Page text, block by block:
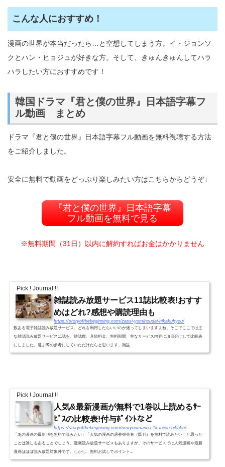
こんな人におすすめ！
漫画の世界が本当だったら…と空想してしまう方。イ・ジョンソ
クとハン・ヒョジュが好きな方。そして、きゅんきゅんしてハラ
ハラしたい方におすすめです！
韓国ドラマ『君と僕の世界』日本語字幕フ
ル動画 まとめ
ドラマ『君と僕の世界』日本語字幕フル動画を無料視聴する方法
をご紹介しました。
安全に無料で動画をどっぷり楽しみたい方はこちらからどうぞ↓
『君と僕の世界』日本語字幕
フル動画を無料で見る
※無料期間（31日）以内に解約すればお金はかかりません
Pick ! Journal !!
雑誌読み放題サービス11誌比較表!おすす
めはどれ?感想や購読理由も
https://storyofthebeginning.com/zassi-yomihoudai-hikakuhyou/
数ある電子雑誌読み放題サービス。どれを利用したらいいのか迷ってしまいますよね。そこでここでは主
な雑誌読み放題サービス11誌を、雑誌数、月額料金、無料期間、主なサービス内容に項目分けして比較表
にしました。選ぶ際の参考にしていただけたらと思います。雑誌...
Pick ! Journal !!
人気&最新漫画が無料で1巻以上読めるｻｰ
ﾋﾞｽの比較表!付与ﾎﾟｲﾝﾄなど
https://storyofthebeginning.com/muryoumanga-1kanijou-hikaku/
「あの漫画の最新刊を無料で読みたい」「人気の漫画の過去発売巻（既刊）を無料で読みたい」と思った
ことは誰しもあることでしょう。漫画読み放題サービスもありますが、そのサービスでは人気漫画や最新
漫画はほぼ読み放題対象外です。しかし、無料お試しでポイント...